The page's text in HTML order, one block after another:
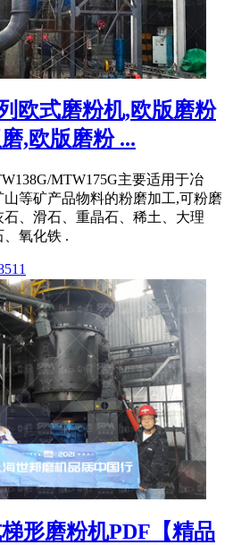
欧式磨粉机,欧版磨粉
,欧版磨粉 ...
MTW175G主要适用于冶
等矿产品物料的粉磨加工,可粉磨
、滑石、重晶石、稀土、大理
氧化铁 .
形磨粉机PDF【精品